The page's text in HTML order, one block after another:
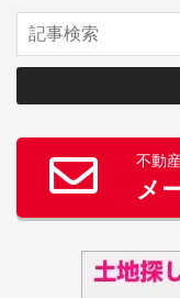
不動
メ